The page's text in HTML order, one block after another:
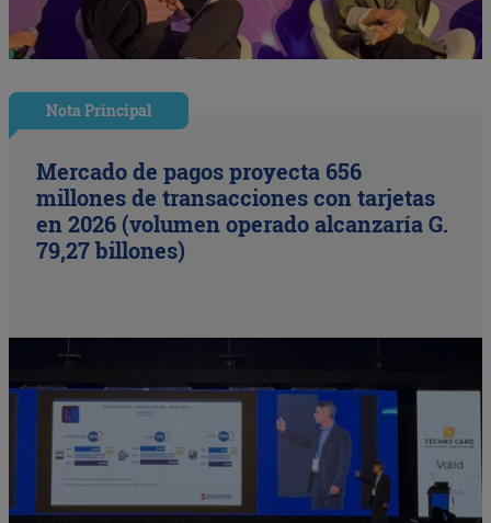
Nota Principal
Mercado de pagos proyecta 656
millones de transacciones con tarjetas
en 2026 (volumen operado alcanzaría G.
79,27 billones)